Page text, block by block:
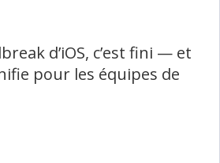
d’iOS, c’est fini — et
pour les équipes de